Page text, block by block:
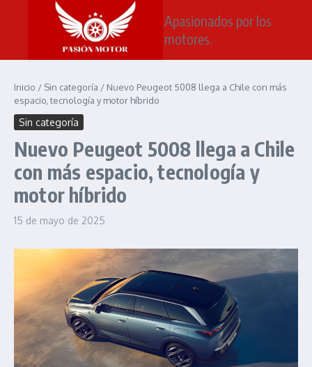
Saltar al contenido
Apasionados por los
motores.
Inicio / Sin categoría / Nuevo Peugeot 5008 llega a Chile con más
espacio, tecnología y motor híbrido
Sin categoría
Nuevo Peugeot 5008 llega a Chile
con más espacio, tecnología y
motor híbrido
15 de mayo de 2025